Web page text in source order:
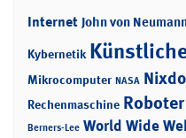
Internet John von
Kybernetik
Mikrocomputer NASA
Rechenmaschine Roboter
Berners-Lee World Wide